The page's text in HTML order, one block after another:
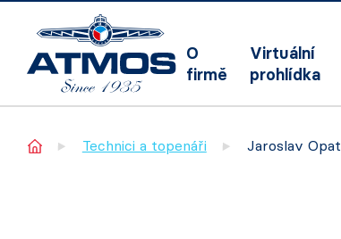
O
firmě
Virtuální
prohlídka
Home Technici a topenáři Jaroslav Opat